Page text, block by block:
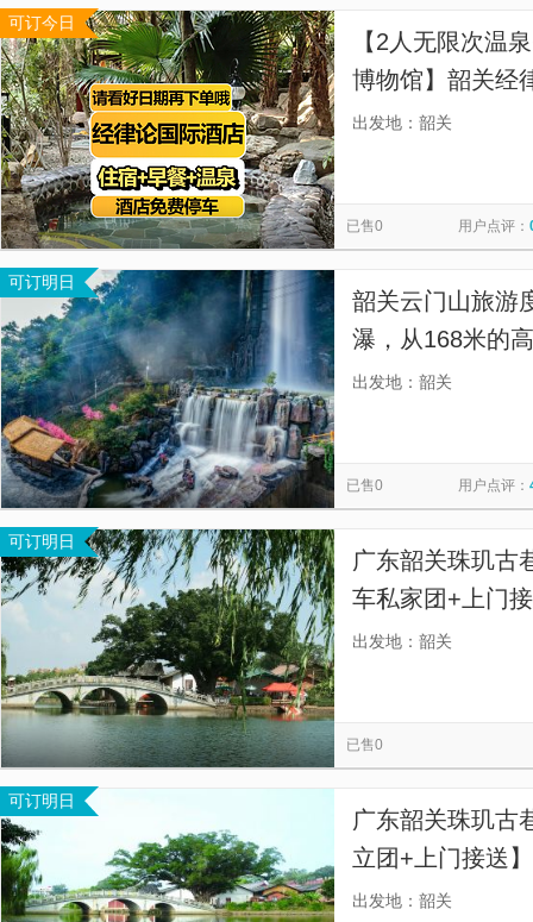
可订今日
【2人无限次温
博物馆】韶关经
出发地：韶关
已售0 用户点评：
可订明日
韶关云门山旅游
瀑，从168米的
出发地：韶关
已售0 用户点评：
可订明日
广东韶关珠玑古
车私家团+上门
务，包车出行，
出发地：韶关
已售0
可订明日
广东韶关珠玑古
立团+上门接送
立成团出行，本
出发地：韶关